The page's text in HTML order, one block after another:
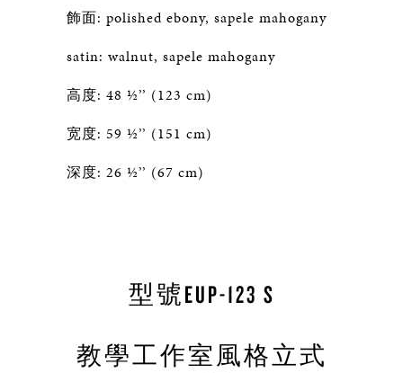
飾面: polished ebony, sapele mahogany
satin: walnut, sapele mahogany
高度: 48 ½’’ (123 cm)
宽度: 59 ½’’ (151 cm)
深度: 26 ½’’ (67 cm)
型號EUP-123 S
教學工作室風格立式